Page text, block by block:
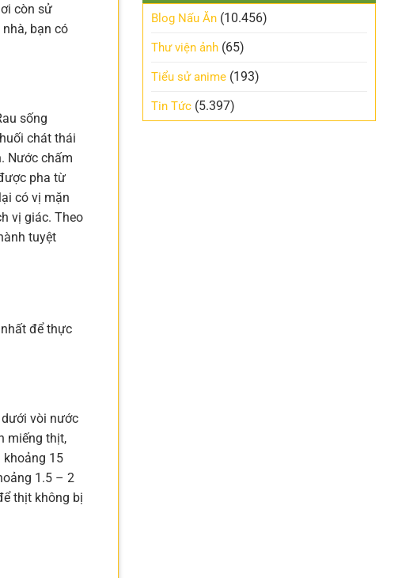
còn sử
bạn có
sống
chát thái
Nước chấm
pha từ
có vị mặn
vị giác. Theo
tuyệt
để thực
vòi nước
miếng thịt,
15
1.5 – 2
thịt không bị
Blog Nấu Ăn (10.456)
Thư viện ảnh (65)
Tiểu sử anime (193)
Tin Tức (5.397)